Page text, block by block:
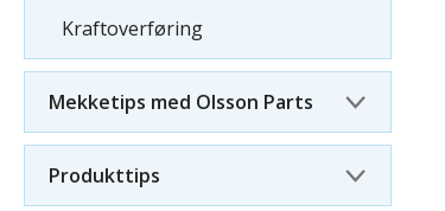
Kraftoverføring
Mekketips med Olsson Parts
Produkttips